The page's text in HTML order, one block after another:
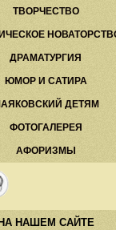
ТВОРЧЕСТВО
ДРАМАТУРГИЯ
ЮМОР И САТИРА
ДЕТЯМ
ФОТОГАЛЕРЕЯ
АФОРИЗМЫ
НА НАШЕМ САЙТЕ